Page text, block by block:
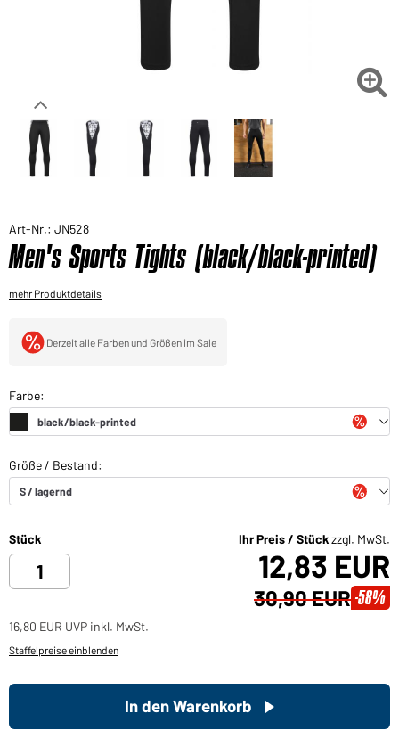
Sie möchten gerne für Ihren privaten Bedarf
Hier geht's zu unserem Endkundenshop 
Art-Nr.: JN528
Men's Sports Tights (black/black-printed)
mehr Produktdetails
Derzeit alle Farben und Größen im Sale
Stück Ihr Preis / Stückzzgl. MwSt.
12,83 EUR
30,90 EUR -58%
16,80 EUR UVP inkl. MwSt.
Staffelpreise einblenden
In den Warenkorb